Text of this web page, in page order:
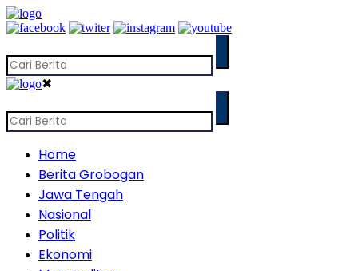
✖
Home
Berita Grobogan
Jawa Tengah
Nasional
Politik
Ekonomi